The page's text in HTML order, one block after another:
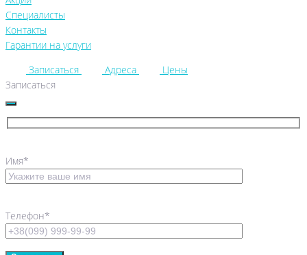
Специалисты
Контакты
Гарантии на услуги
Записаться
Адреса
Цены
Записаться
Имя*
Телефон*